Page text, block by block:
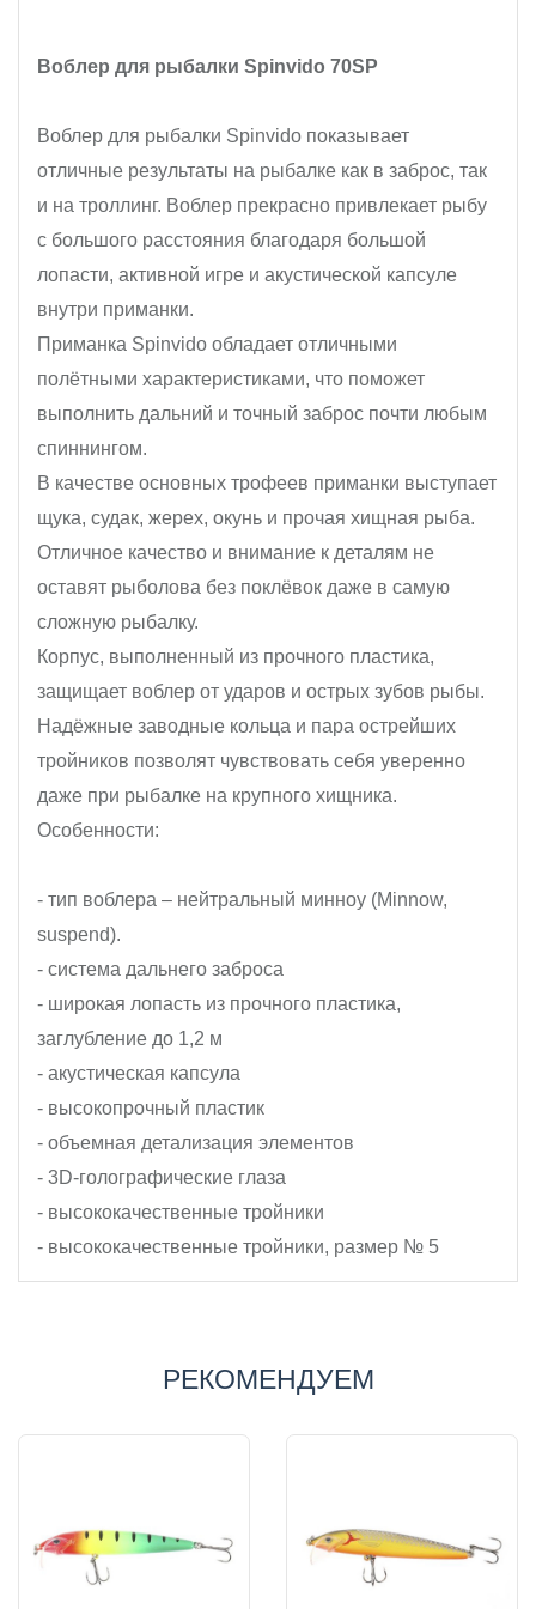
Воблер для рыбалки Spinvido 70SP
Воблер для рыбалки Spinvido показывает
отличные результаты на рыбалке как в заброс, так
и на троллинг. Воблер прекрасно привлекает рыбу
с большого расстояния благодаря большой
лопасти, активной игре и акустической капсуле
внутри приманки.
Приманка Spinvido обладает отличными
полётными характеристиками, что поможет
выполнить дальний и точный заброс почти любым
спиннингом.
В качестве основных трофеев приманки выступает
щука, судак, жерех, окунь и прочая хищная рыба.
Отличное качество и внимание к деталям не
оставят рыболова без поклёвок даже в самую
сложную рыбалку.
Корпус, выполненный из прочного пластика,
защищает воблер от ударов и острых зубов рыбы.
Надёжные заводные кольца и пара острейших
тройников позволят чувствовать себя уверенно
даже при рыбалке на крупного хищника.
Особенности:
- тип воблера – нейтральный минноу (Minnow,
suspend).
- система дальнего заброса
- широкая лопасть из прочного пластика,
заглубление до 1,2 м
- акустическая капсула
- высокопрочный пластик
- объемная детализация элементов
- 3D-голографические глаза
- высококачественные тройники
- высококачественные тройники, размер № 5
РЕКОМЕНДУЕМ